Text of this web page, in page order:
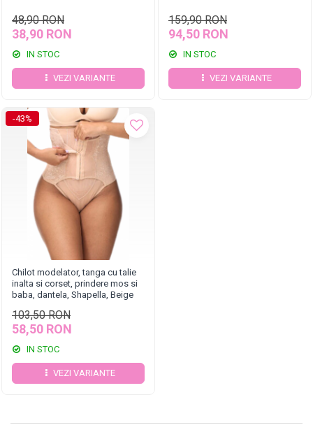
48,90 RON
38,90 RON
IN STOC
VEZI VARIANTE
159,90 RON
94,50 RON
IN STOC
VEZI VARIANTE
-43%
Chilot modelator, tanga cu talie
inalta si corset, prindere mos si
baba, dantela, Shapella, Beige
103,50 RON
58,50 RON
IN STOC
VEZI VARIANTE